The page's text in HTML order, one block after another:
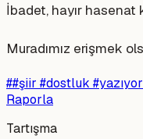
İbadet, hayır hasenat
Muradımız erişmek
##şiir #dostluk
Raporla
Tartışma